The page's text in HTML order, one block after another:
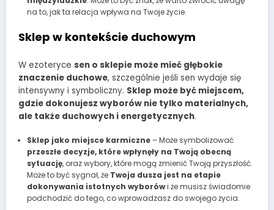
na to, jak ta relacja wpływa na Twoje życie.
Sklep w kontekście duchowym
W ezoteryce sen o sklepie może mieć głębokie
znaczenie duchowe, szczególnie jeśli sen wydaje się
intensywny i symboliczny. Sklep może być miejscem,
gdzie dokonujesz wyborów nie tylko materialnych,
ale także duchowych i energetycznych.
Sklep jako miejsce karmiczne– Może symbolizować
przeszłe decyzje, które wpłynęły na Twoją obecną
sytuację, oraz wybory, które mogą zmienić Twoją przyszłość.
Może to być sygnał, że Twoja dusza jest na etapie
dokonywania istotnych wyborówi że musisz świadomie
podchodzić do tego, co wprowadzasz do swojego życia.